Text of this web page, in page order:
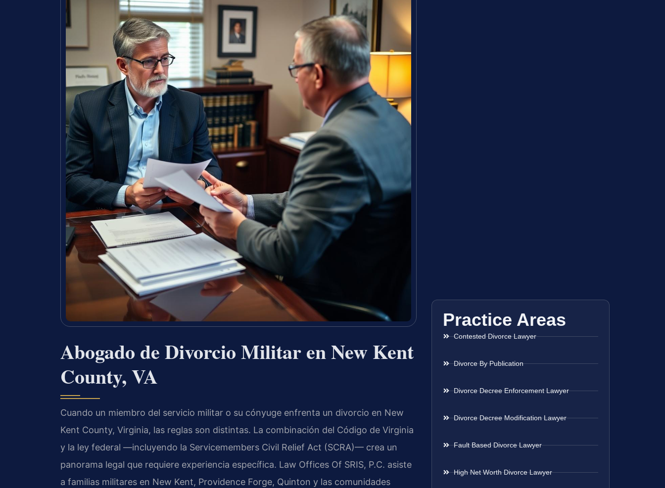
Abogado de Divorcio Militar en New Kent
County, VA
Cuando un miembro del servicio militar o su cónyuge enfrenta un divorcio en New
Kent County, Virginia, las reglas son distintas. La combinación del Código de Virginia
y la ley federal —incluyendo la Servicemembers Civil Relief Act (SCRA)— crea un
panorama legal que requiere experiencia específica. Law Offices Of SRIS, P.C. asiste
a familias militares en New Kent, Providence Forge, Quinton y las comunidades
Practice Areas
Contested Divorce Lawyer
Divorce By Publication
Divorce Decree Enforcement Lawyer
Divorce Decree Modification Lawyer
Fault Based Divorce Lawyer
High Net Worth Divorce Lawyer